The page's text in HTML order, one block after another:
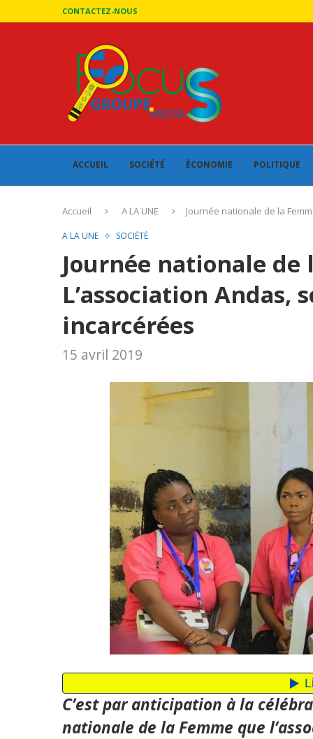
CONTACTEZ-NOUS
ACCUEIL SOCIÉTÉ ÉCONOMIE POLITIQUE
Accueil A LA UNE Journée nationale de la
A LA UNE SOCIÉTÉ
Journée nationale de
L’association Andas,
incarcérées
15 avril 2019
C’est par anticipation à la
nationale de la Femme que